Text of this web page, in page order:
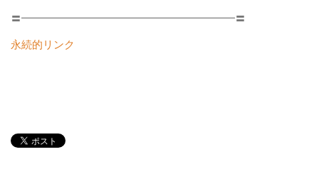
〓━━━━━━━━━━━━━━━━━━━━〓
永続的リンク